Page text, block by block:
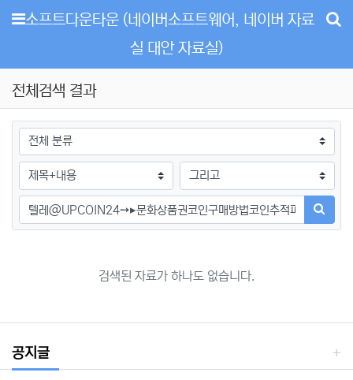
메뉴
소프트다운타운 (네이버소프트웨어, 네이버 자료
실 대안 자료실)
전체검색 결과
그룹
검색조건 검색방법
검색어
검색하
검색된 자료가 하나도 없습니다.
공지글